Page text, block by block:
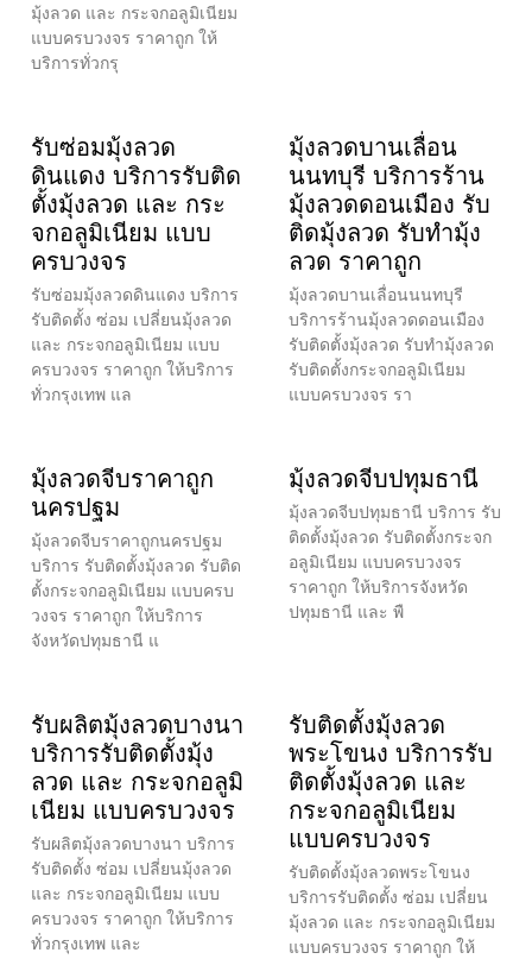
มุ้งลวด และ กระจกอลูมิเนียม
แบบครบวงจร ราคาถูก ให้
บริการทั่วกรุ
รับซ่อมมุ้งลวด
ดินแดง บริการรับติด
ตั้งมุ้งลวด และ กระ
จกอลูมิเนียม แบบ
ครบวงจร
รับซ่อมมุ้งลวดดินแดง บริการ
รับติดตั้ง ซ่อม เปลี่ยนมุ้งลวด
และ กระจกอลูมิเนียม แบบ
ครบวงจร ราคาถูก ให้บริการ
ทั่วกรุงเทพ แล
มุ้งลวดบานเลื่อน
นนทบุรี บริการร้าน
มุ้งลวดดอนเมือง รับ
ติดมุ้งลวด รับทำมุ้ง
ลวด ราคาถูก
มุ้งลวดบานเลื่อนนนทบุรี
บริการร้านมุ้งลวดดอนเมือง
รับติดตั้งมุ้งลวด รับทำมุ้งลวด
รับติดตั้งกระจกอลูมิเนียม
แบบครบวงจร รา
มุ้งลวดจีบราคาถูก
นครปฐม
มุ้งลวดจีบราคาถูกนครปฐม
บริการ รับติดตั้งมุ้งลวด รับติด
ตั้งกระจกอลูมิเนียม แบบครบ
วงจร ราคาถูก ให้บริการ
จังหวัดปทุมธานี แ
มุ้งลวดจีบปทุมธานี
มุ้งลวดจีบปทุมธานี บริการ รับ
ติดตั้งมุ้งลวด รับติดตั้งกระจก
อลูมิเนียม แบบครบวงจร
ราคาถูก ให้บริการจังหวัด
ปทุมธานี และ พื
รับผลิตมุ้งลวดบางนา
บริการรับติดตั้งมุ้ง
ลวด และ กระจกอลูมิ
เนียม แบบครบวงจร
รับผลิตมุ้งลวดบางนา บริการ
รับติดตั้ง ซ่อม เปลี่ยนมุ้งลวด
และ กระจกอลูมิเนียม แบบ
ครบวงจร ราคาถูก ให้บริการ
ทั่วกรุงเทพ และ
รับติดตั้งมุ้งลวด
พระโขนง บริการรับ
ติดตั้งมุ้งลวด และ
กระจกอลูมิเนียม
แบบครบวงจร
รับติดตั้งมุ้งลวดพระโขนง
บริการรับติดตั้ง ซ่อม เปลี่ยน
มุ้งลวด และ กระจกอลูมิเนียม
แบบครบวงจร ราคาถูก ให้